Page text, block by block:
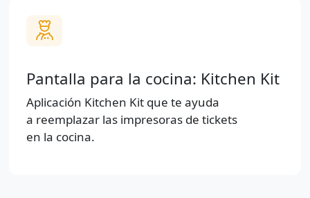
Pantalla para la cocina: Kitchen Kit
Aplicación Kitchen Kit que te ayuda
a reemplazar las impresoras de tickets
en la cocina.